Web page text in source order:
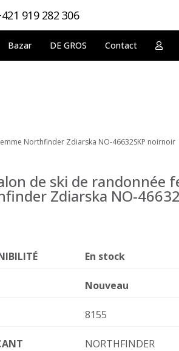
919 282 306
Bazar DE GROS Contact
Northfinder Zdiarska NO-46632SKP noirnoir
de ski de randonnée
Zdiarska NO-
En stock
Nouveau
8155
NORTHFINDER